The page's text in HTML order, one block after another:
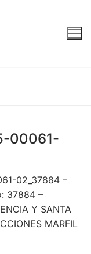
00061-
02_37884 –
37884 –
Y SANTA
MARFIL